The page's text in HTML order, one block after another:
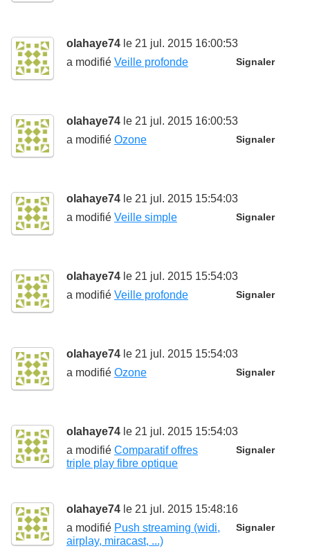
olahaye74 le 21 jul. 2015 16:00:53
Signaler
a modifié Veille profonde
olahaye74 le 21 jul. 2015 16:00:53
Signaler
a modifié Ozone
olahaye74 le 21 jul. 2015 15:54:03
Signaler
a modifié Veille simple
olahaye74 le 21 jul. 2015 15:54:03
Signaler
a modifié Veille profonde
olahaye74 le 21 jul. 2015 15:54:03
Signaler
a modifié Ozone
olahaye74 le 21 jul. 2015 15:54:03
Signaler
a modifié Comparatif offres
triple play fibre optique
olahaye74 le 21 jul. 2015 15:48:16
Signaler
a modifié Push streaming (widi,
airplay, miracast, ...)